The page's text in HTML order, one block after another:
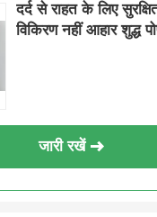
दर्द से राहत के लिए
विकिरण नहीं आहार शुद्ध
जारी रखें